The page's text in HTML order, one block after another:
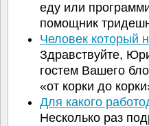
еду или
помощник
Человек который
Здравствуйте,
гостем Вашего
«от корки до
Для какого
Несколько раз